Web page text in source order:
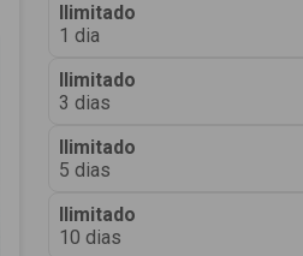
Ilimitado
1 dia
Ilimitado
3 dias
Ilimitado
5 dias
Ilimitado
10 dias